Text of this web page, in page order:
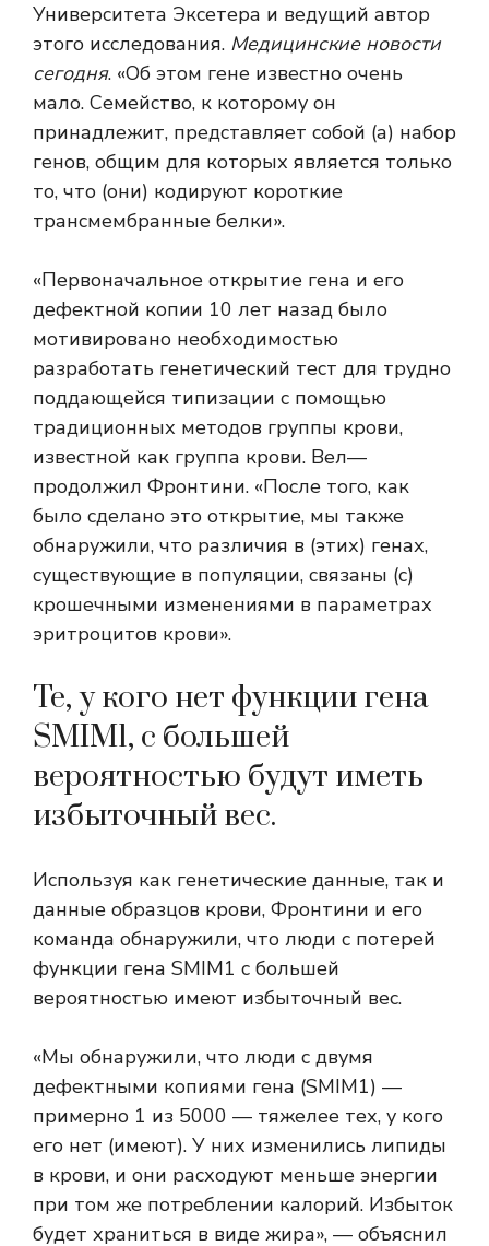
Университета Эксетера и ведущий автор
этого исследования. Медицинские новости
сегодня. «Об этом гене известно очень
мало. Семейство, к которому он
принадлежит, представляет собой (а) набор
генов, общим для которых является только
то, что (они) кодируют короткие
трансмембранные белки».
«Первоначальное открытие гена и его
дефектной копии 10 лет назад было
мотивировано необходимостью
разработать генетический тест для трудно
поддающейся типизации с помощью
традиционных методов группы крови,
известной как группа крови. Вел—
продолжил Фронтини. «После того, как
было сделано это открытие, мы также
обнаружили, что различия в (этих) генах,
существующие в популяции, связаны (с)
крошечными изменениями в параметрах
эритроцитов крови».
Те, у кого нет функции гена
SMIM1, с большей
вероятностью будут иметь
избыточный вес.
Используя как генетические данные, так и
данные образцов крови, Фронтини и его
команда обнаружили, что люди с потерей
функции гена SMIM1 с большей
вероятностью имеют избыточный вес.
«Мы обнаружили, что люди с двумя
дефектными копиями гена (SMIM1) —
примерно 1 из 5000 — тяжелее тех, у кого
его нет (имеют). У них изменились липиды
в крови, и они расходуют меньше энергии
при том же потреблении калорий. Избыток
будет храниться в виде жира», — объяснил